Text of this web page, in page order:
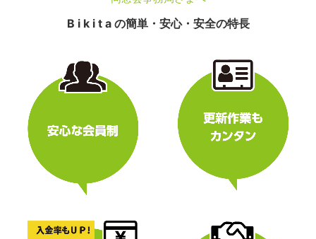
B i k i t a の簡単・安心・安全の特長